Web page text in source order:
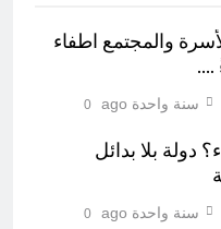
والمجتمع اطفاء
سنة واحدة ago 0
دولة بلا بدائل
سنة واحدة ago 0